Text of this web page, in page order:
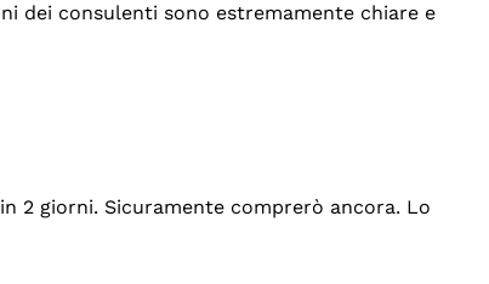
dei consulenti sono estremamente chiare e
2 giorni. Sicuramente comprerò ancora. Lo